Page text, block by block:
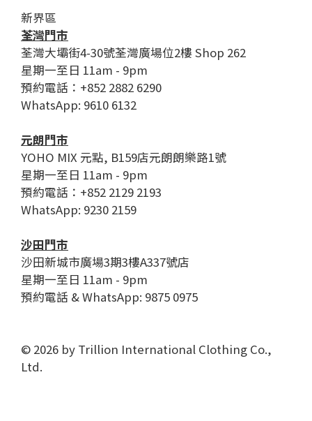
新界區
荃灣門市
荃灣大壩街4-30號荃灣廣場位2樓 Shop 262
星期一至日 11am - 9pm
預約電話：+852 2882 6290
WhatsApp: 9610 6132
元朗門市
YOHO MIX 元點, B159店元朗朗樂路1號
星期一至日 11am - 9pm
預約電話：+852 2129 2193
WhatsApp: 9230 2159
沙田門市
沙田新城市廣場3期3樓A337號店
星期一至日 11am - 9pm
預約電話 & WhatsApp: 9875 0975
© 2026 by Trillion International Clothing Co.,
Ltd.